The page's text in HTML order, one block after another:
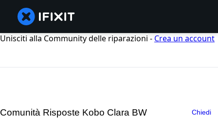
Unisciti alla Community delle riparazioni - Crea un account
Comunità Risposte Kobo Clara BW Chiedi